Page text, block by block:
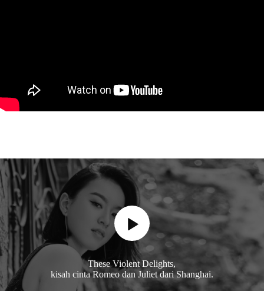
These Violent Delights,
kisah cinta Romeo dan Juliet dari Shanghai.